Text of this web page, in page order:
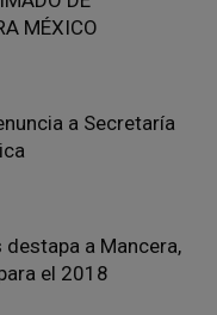
MÉXICO
a Secretaría
a Mancera,
el 2018